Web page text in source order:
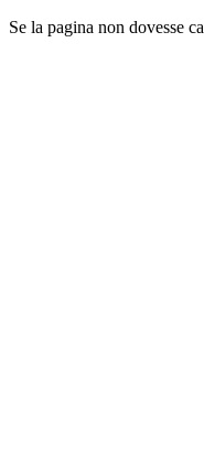
Se la pagina non dovesse